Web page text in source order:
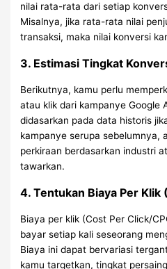
nilai rata-rata dari setiap
Misalnya, jika rata-rata nilai
transaksi, maka nilai konversi
3. Estimasi Tingkat
Berikutnya, kamu perlu
atau klik dari kampanye Google
didasarkan pada data historis
kampanye serupa sebelumnya,
perkiraan berdasarkan industri
tawarkan.
4. Tentukan Biaya Per Klik
Biaya per klik (Cost Per Click/
bayar setiap kali seseorang
Biaya ini dapat bervariasi
kamu targetkan, tingkat